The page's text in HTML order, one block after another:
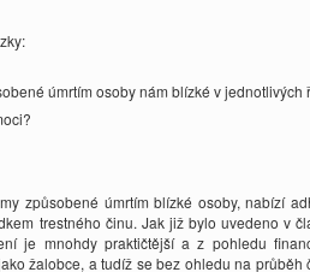
úmrtím osoby nám blízké v jednotlivých
způsobené úmrtím blízké osoby, nabízí
trestného činu. Jak již bylo uvedeno v
je mnohdy praktičtější a z pohledu
žalobce, a tudíž se bez ohledu na